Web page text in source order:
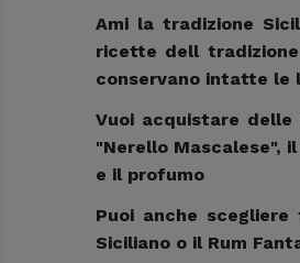
Ami la tradizione
ricette dell
conservano intatte le
Vuoi acquistare delle
"Nerello Mascalese",
e il profumo
Puoi anche
Siciliano o il Rum